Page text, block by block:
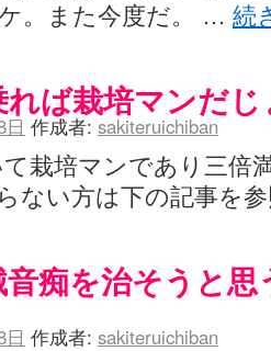
。また今度だ。 … 続
ば栽培マンだ
作成者: sakiteruichiban
栽培マンであり三倍
ない方は下の記事を
音痴を治そうと
作成者: sakiteruichiban